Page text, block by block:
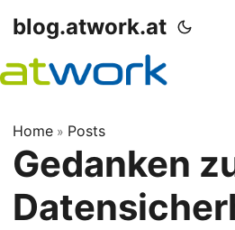
blog.atwork.at
Home » Posts
Gedanken